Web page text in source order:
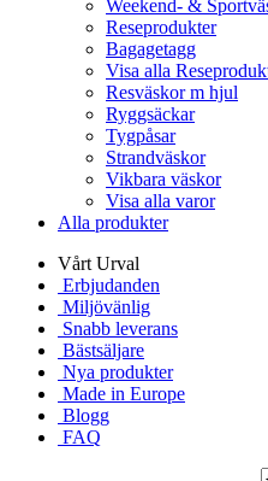
Weekend- &
Reseprodukter
Bagagetagg
Visa alla
Resväskor m hjul
Ryggsäckar
Tygpåsar
Strandväskor
Vikbara väskor
Visa alla varor
Alla produkter
Vårt Urval
Erbjudanden
Miljövänlig
Snabb leverans
Bästsäljare
Nya produkter
Made in Europe
Blogg
FAQ